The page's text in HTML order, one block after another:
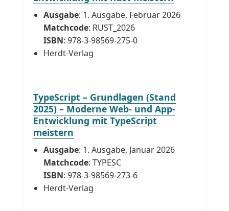
Ausgabe: 1. Ausgabe, Februar 2026
Matchcode: RUST_2026
ISBN: 978-3-98569-275-0
Herdt-Verlag
TypeScript – Grundlagen (Stand
2025) – Moderne Web- und App-
Entwicklung mit TypeScript
meistern
Ausgabe: 1. Ausgabe, Januar 2026
Matchcode: TYPESC
ISBN: 978-3-98569-273-6
Herdt-Verlag